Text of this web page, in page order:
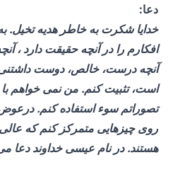
دعا:
خدایا شکرت به خاطر هدیه تخیل.
افکارم را در آنچه حقیقت دارد ،
آنچه درست، خالص، دوست
است، تثبیت کنم. من نمی خواهم با
تصوراتم سوء استفاده کنم.
روی چیزهایی متمرکز کنم که
هستند. در نام عیسی خداوند دعا